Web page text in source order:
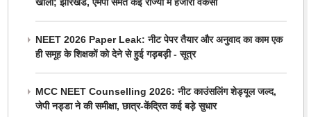
NEET 2026 Paper Leak: नीट पेपर तैयार और अनुवाद का काम एक
ही समूह के शिक्षकों को देने से हुई गड़बड़ी - सूत्र
MCC NEET Counselling 2026: नीट काउंसलिंग शेड्यूल जल्द,
जेपी नड्डा ने की समीक्षा, छात्र-केंद्रित कई बड़े सुधार